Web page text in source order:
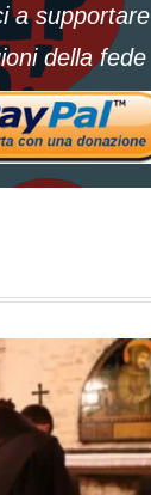
a supportare
della fede